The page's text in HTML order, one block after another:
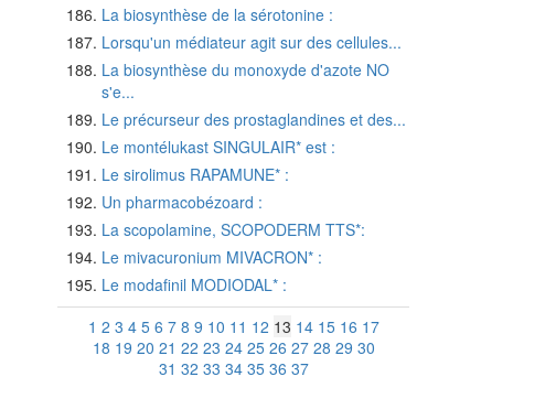
La biosynthèse de la sérotonine :
Lorsqu'un médiateur agit sur des cellules...
La biosynthèse du monoxyde d'azote NO
s'e...
Le précurseur des prostaglandines et des...
Le montélukast SINGULAIR* est :
Le sirolimus RAPAMUNE* :
Un pharmacobézoard :
La scopolamine, SCOPODERM TTS*:
Le mivacuronium MIVACRON* :
Le modafinil MODIODAL* :
1 2 3 4 5 6 7 8 9 10 11 12 13 14 15 16 17
18 19 20 21 22 23 24 25 26 27 28 29 30
31 32 33 34 35 36 37